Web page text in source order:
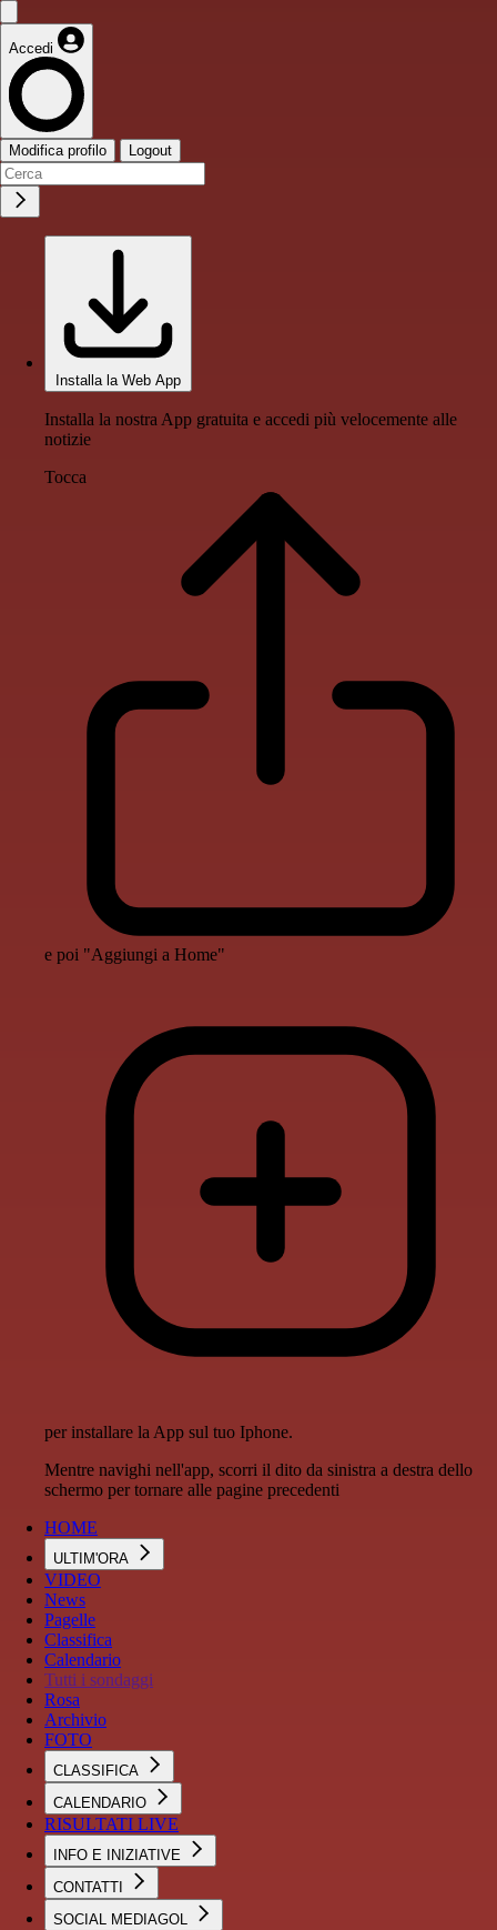
Accedi
Modifica profilo Logout
Installa la Web App
Installa la nostra App gratuita e accedi più velocemente alle
notizie
Tocca
e poi "Aggiungi a Home"
per installare la App sul tuo Iphone.
Mentre navighi nell'app, scorri il dito da sinistra a destra dello
schermo per tornare alle pagine precedenti
HOME
ULTIM'ORA
VIDEO
News
Pagelle
Classifica
Calendario
Tutti i sondaggi
Rosa
Archivio
FOTO
CLASSIFICA
CALENDARIO
RISULTATI LIVE
INFO E INIZIATIVE
CONTATTI
SOCIAL MEDIAGOL